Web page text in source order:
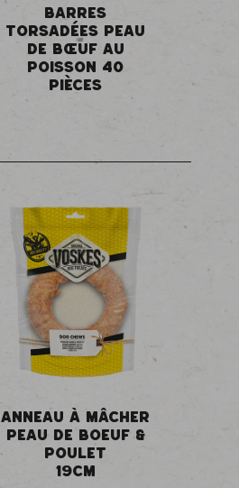
BARRES
TORSADÉES PEAU
DE BŒUF AU
POISSON 40
PIÈCES
ANNEAU À MÂCHER
PEAU DE BOEUF &
POULET
19CM